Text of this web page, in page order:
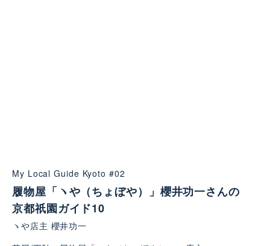
My Local Guide Kyoto #02
履物屋「ヽや（ちょぼや）」櫻井功一さんの
京都祇園ガイド10
ヽや店主 櫻井功一